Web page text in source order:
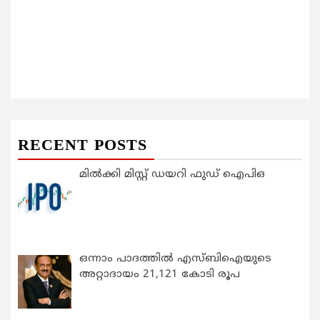
RECENT POSTS
മിൽക്കി മിസ്റ്റ് ഡയറി ഫുഡ് ഐപിഒ
ഒന്നാം പാദത്തിൽ എസ്ബിഐയുടെ
അറ്റാദായം 21,121 കോടി രൂപ